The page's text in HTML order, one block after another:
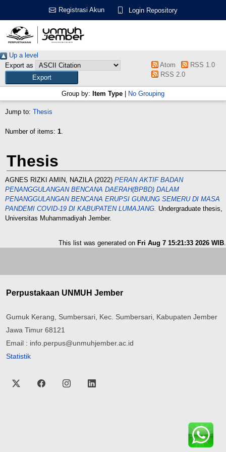
Registrasi Akun Login Repository
Up a level
Export as
Atom
RSS 1.0
RSS 2.0
Group by: Item Type No Grouping
Jump to: Thesis
Number of items: 1.
Thesis
AGNES RIZKI AMIN, NAZILA(2022) PERAN AKTIF BADAN
PENANGGULANGAN BENCANA DAERAH(BPBD) DALAM
PENANGGULANGAN BENCANA ERUPSI GUNUNG SEMERU DI MASA
PANDEMI COVID-19 DI KABUPATEN LUMAJANG. Undergraduate thesis,
Universitas Muhammadiyah Jember.
This list was generated on Fri Aug 7 15:21:33 2026 WIB.
Perpustakaan UNMUH Jember
Gumuk Kerang, Sumbersari, Kec. Sumbersari, Kabupaten Jember
Jawa Timur 68121
Email : info.perpus@unmuhjember.ac.id
Statistik